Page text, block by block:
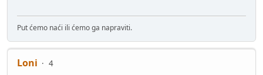
Put ćemo naći ili ćemo ga napraviti.
Loni
4